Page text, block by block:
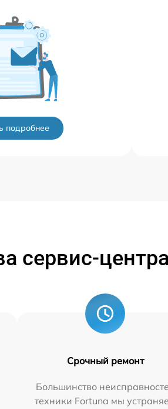
подробнее
сервис-центра
Срочный ремонт
Большинство
техники Fortuna мы